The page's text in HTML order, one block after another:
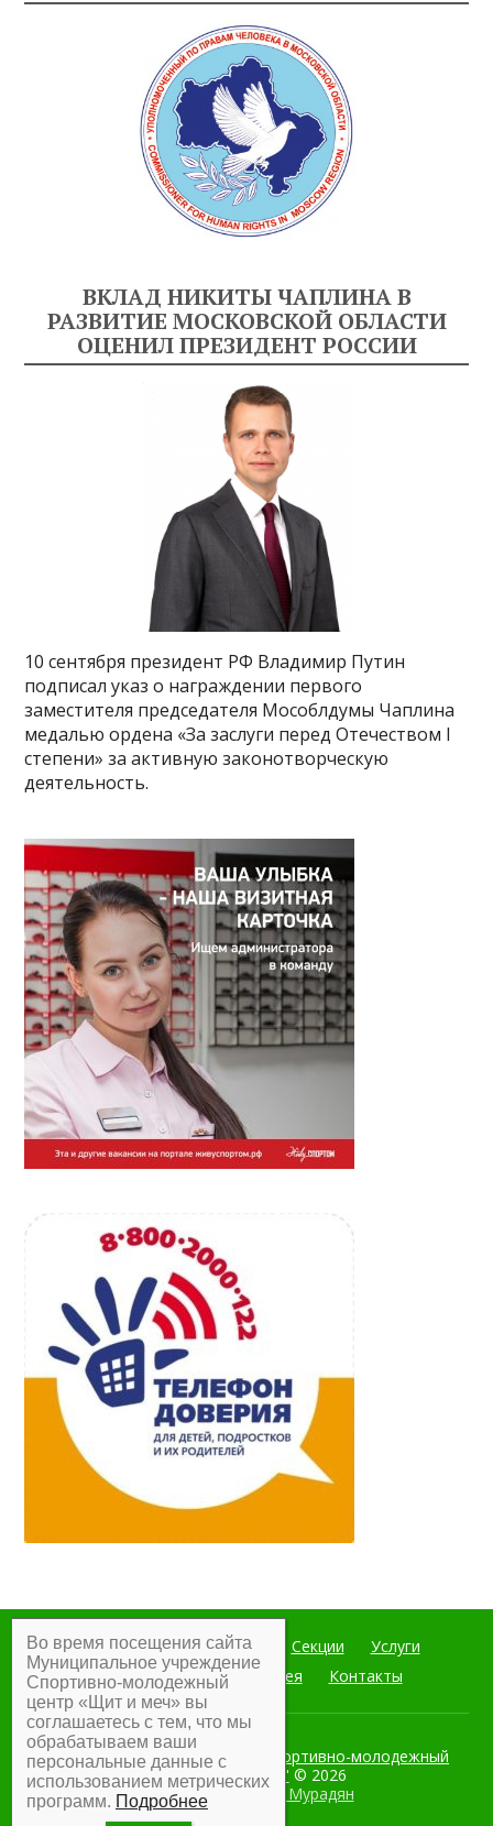
ВКЛАД НИКИТЫ ЧАПЛИНА В
РАЗВИТИЕ МОСКОВСКОЙ ОБЛАСТИ
ОЦЕНИЛ ПРЕЗИДЕНТ РОССИИ
10 сентября президент РФ Владимир Путин
подписал указ о награждении первого
заместителя председателя Мособлдумы Чаплина
медалью ордена «За заслуги перед Отечеством I
степени» за активную законотворческую
деятельность.
Главная Мероприятия Секции
Услуги
Документы
Фотогалерея Контакты
Муниципальное учреждение Спортивно-молодежный
центр "Щит и меч" © 2026
Разработка:Армен Мурадян
Во время посещения сайта
Муниципальное учреждение
Спортивно-молодежный
центр «Щит и меч» вы
соглашаетесь с тем, что мы
обрабатываем ваши
персональные данные с
использованием метрических
программ. Подробнее